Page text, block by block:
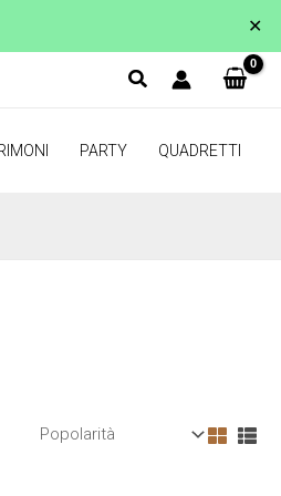
✕
PARTY QUADRETTI